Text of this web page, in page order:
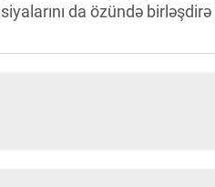
da özündə birləşdirə